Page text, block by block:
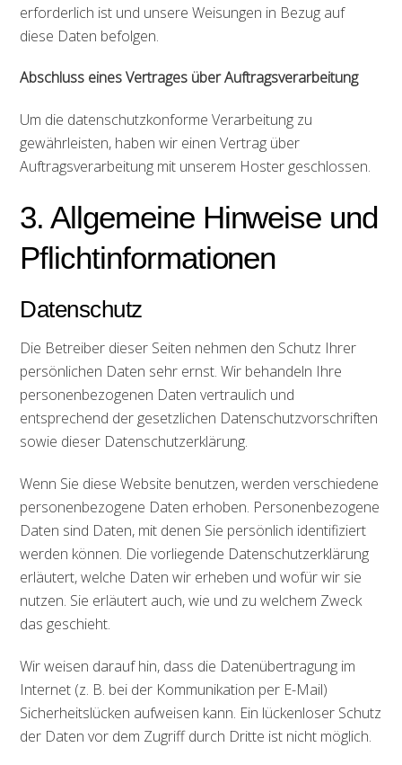
erforderlich ist und unsere Weisungen in Bezug auf
diese Daten befolgen.
Abschluss eines Vertrages über Auftragsverarbeitung
Um die datenschutzkonforme Verarbeitung zu
gewährleisten, haben wir einen Vertrag über
Auftragsverarbeitung mit unserem Hoster geschlossen.
3. Allgemeine Hinweise und
Pflichtinformationen
Datenschutz
Die Betreiber dieser Seiten nehmen den Schutz Ihrer
persönlichen Daten sehr ernst. Wir behandeln Ihre
personenbezogenen Daten vertraulich und
entsprechend der gesetzlichen Datenschutzvorschriften
sowie dieser Datenschutzerklärung.
Wenn Sie diese Website benutzen, werden verschiedene
personenbezogene Daten erhoben. Personenbezogene
Daten sind Daten, mit denen Sie persönlich identifiziert
werden können. Die vorliegende Datenschutzerklärung
erläutert, welche Daten wir erheben und wofür wir sie
nutzen. Sie erläutert auch, wie und zu welchem Zweck
das geschieht.
Wir weisen darauf hin, dass die Datenübertragung im
Internet (z. B. bei der Kommunikation per E-Mail)
Sicherheitslücken aufweisen kann. Ein lückenloser Schutz
der Daten vor dem Zugriff durch Dritte ist nicht möglich.